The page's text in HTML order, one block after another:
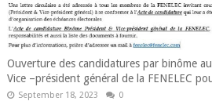
Ouverture des candidatures par binôme
Vice –président général de la FENELEC
September 18, 2023 0